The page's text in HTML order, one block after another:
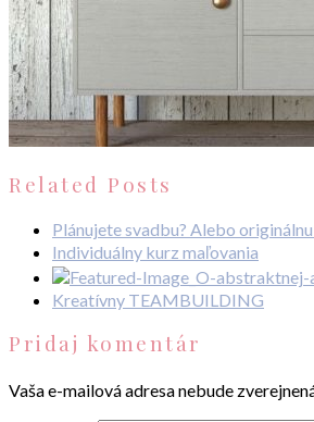
Related Posts
Plánujete svadbu? Alebo
Individuálny kurz maľovania
Kreatívny TEAMBUILDING
Pridaj komentár
Vaša e-mailová adresa nebude